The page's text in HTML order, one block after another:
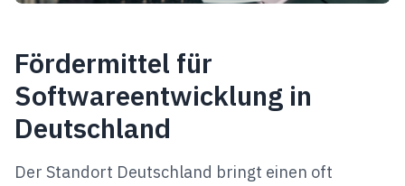
Fördermittel für
Softwareentwicklung in
Deutschland
Der Standort Deutschland bringt einen oft